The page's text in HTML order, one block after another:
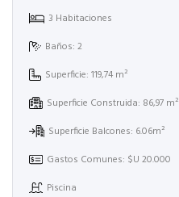
3 Habitaciones
Baños: 2
Superficie: 119,74 m²
Superficie Construida: 86,97 m²
Superficie Balcones: 6.06m²
Gastos Comunes: $U 20.000
Piscina